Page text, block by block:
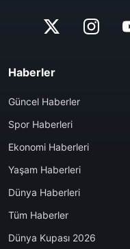
Haberler
Güncel Haberler
Spor Haberleri
Ekonomi Haberleri
Yaşam Haberleri
Dünya Haberleri
Tüm Haberler
Dünya Kupası 2026